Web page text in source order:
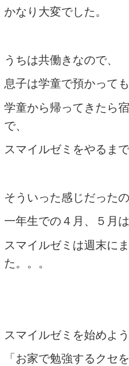
かなり大変でした。
うちは共働きなので、
息子は学童で預かって
学童から帰ってきたら
で、
スマイルゼミをやるま
そういった感じだったの
一年生での４月、５月は
スマイルゼミは週末に
た。。。
スマイルゼミを始めよ
「お家で勉強するクセ